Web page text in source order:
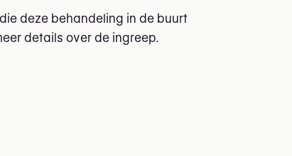
deze behandeling in de buurt
details over de ingreep.